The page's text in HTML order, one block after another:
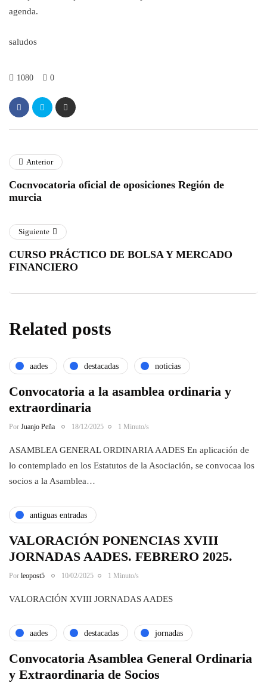
agenda.
saludos
1080 0
Anterior
Cocnvocatoria oficial de oposiciones Región de
murcia
Siguiente
CURSO PRÁCTICO DE BOLSA Y MERCADO
FINANCIERO
Related posts
aades destacadas noticias
Convocatoria a la asamblea ordinaria y
extraordinaria
Por Juanjo Peña 18/12/2025 1 Minuto/s
ASAMBLEA GENERAL ORDINARIA AADES En aplicación de
lo contemplado en los Estatutos de la Asociación, se convocaa los
socios a la Asamblea…
antiguas entradas
VALORACIÓN PONENCIAS XVIII
JORNADAS AADES. FEBRERO 2025.
Por leopost5 10/02/2025 1 Minuto/s
VALORACIÓN XVIII JORNADAS AADES
aades destacadas jornadas
Convocatoria Asamblea General Ordinaria
y Extraordinaria de Socios